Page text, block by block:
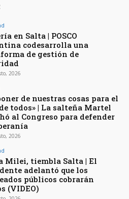
en Salta | POSCO
codesarrolla una
de gestión de
2026
de nuestras cosas para el
todos» | La salteña Martel
al Congreso para defender
2026
Milei, tiembla Salta | El
adelantó que los
públicos cobrarán
(VIDEO)